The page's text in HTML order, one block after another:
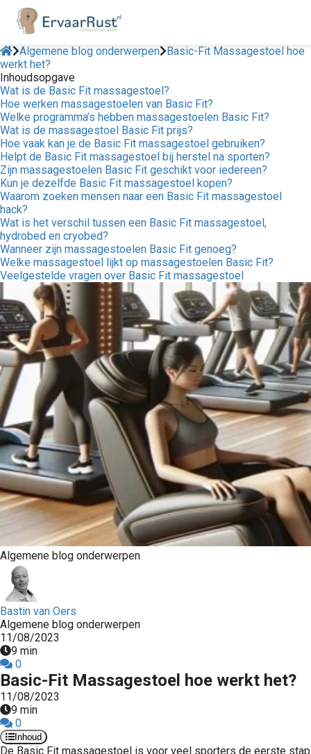
Algemene blog onderwerpen
Basic-Fit Massagestoel hoe
werkt het?
Inhoudsopgave
Wat is de Basic Fit massagestoel?
Hoe werken massagestoelen van Basic Fit?
Welke programma’s hebben massagestoelen Basic Fit?
Wat is de massagestoel Basic Fit prijs?
Hoe vaak kan je de Basic Fit massagestoel gebruiken?
Helpt de Basic Fit massagestoel bij herstel na sporten?
Zijn massagestoelen Basic Fit geschikt voor iedereen?
Kun je dezelfde Basic Fit massagestoel kopen?
Waarom zoeken mensen naar een Basic Fit massagestoel
hack?
Wat is het verschil tussen een Basic Fit massagestoel,
hydrobed en cryobed?
Wanneer zijn massagestoelen Basic Fit genoeg?
Welke massagestoel lijkt op massagestoelen Basic Fit?
Veelgestelde vragen over Basic Fit massagestoel
Algemene blog onderwerpen
Bastin van Oers
Algemene blog onderwerpen
11/08/2023
9 min
0
Basic-Fit Massagestoel hoe werkt het?
11/08/2023
9 min
0
Inhoud
De Basic Fit massagestoel is voor veel sporters de eerste stap